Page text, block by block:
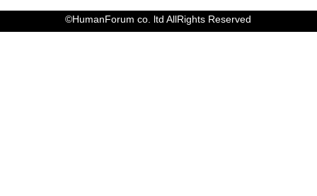
©HumanForum co. ltd AllRights Reserved